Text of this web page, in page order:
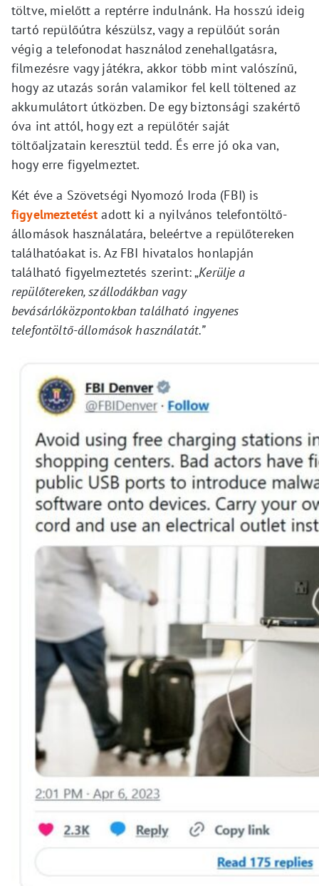
töltve, mielőtt a reptérre indulnánk. Ha hosszú ideig
tartó repülőútra készülsz, vagy a repülőút során
végig a telefonodat használod zenehallgatásra,
filmezésre vagy játékra, akkor több mint valószínű,
hogy az utazás során valamikor fel kell töltened az
akkumulátort útközben. De egy biztonsági szakértő
óva int attól, hogy ezt a repülőtér saját
töltőaljzatain keresztül tedd. És erre jó oka van,
hogy erre figyelmeztet.
Két éve a Szövetségi Nyomozó Iroda (FBI) is
figyelmeztetést adott ki a nyilvános telefontöltő-
állomások használatára, beleértve a repülőtereken
találhatóakat is. Az FBI hivatalos honlapján
található figyelmeztetés szerint: „Kerülje a
repülőtereken, szállodákban vagy
bevásárlóközpontokban található ingyenes
telefontöltő-állomások használatát.”